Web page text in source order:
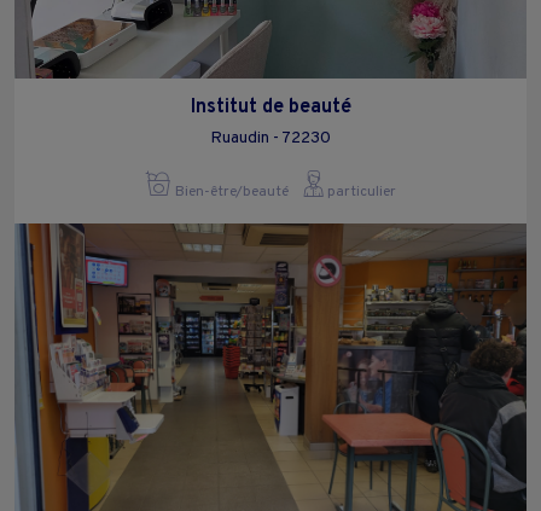
Institut de beauté
Ruaudin - 72230
Bien-être/beauté particulier